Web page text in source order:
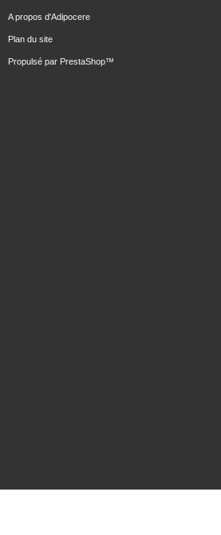
A propos d'Adipocere
Plan du site
Propulsé par PrestaShop™